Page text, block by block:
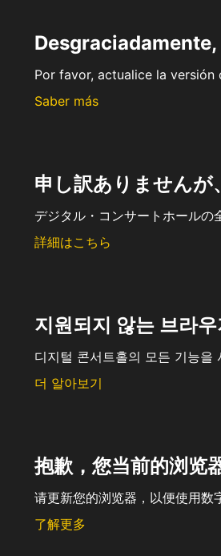
Por favor, actualice la
Saber más
申し訳ありません
デジタル・コンサートホールの
詳細はこちら
지원되지 않는 브라
디지털 콘서트홀의 모든 기능을
더 알아보기
抱歉，您当前的浏览
请更新您的浏览器，以便使用数
了解更多